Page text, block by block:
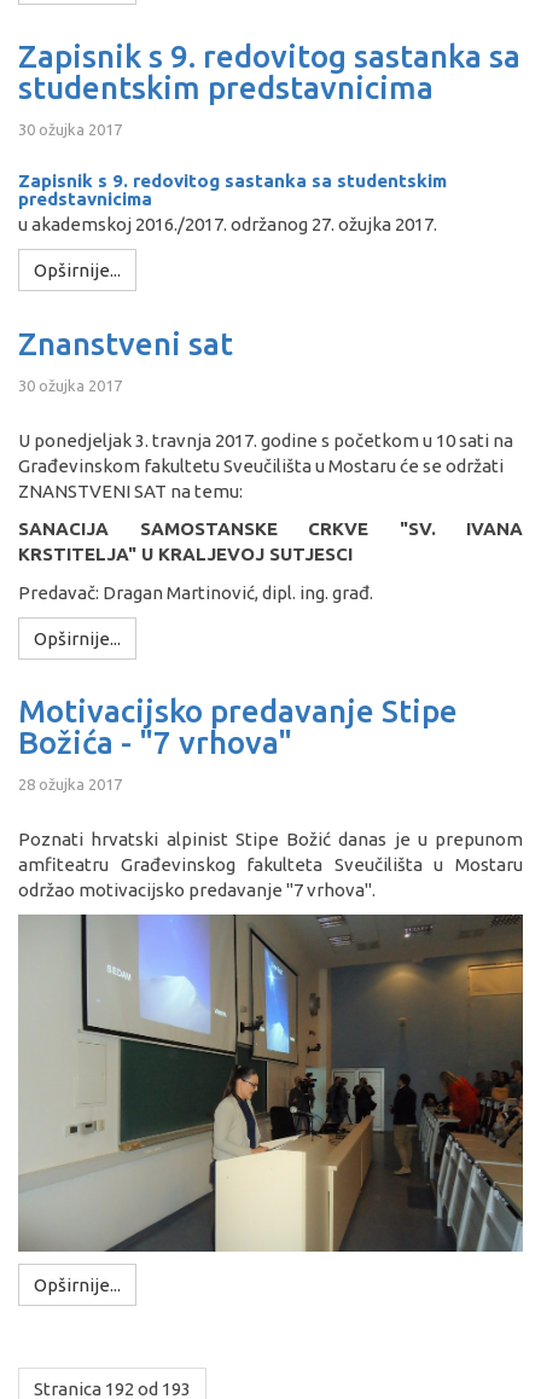
Zapisnik s 9. redovitog sastanka sa
studentskim predstavnicima
30 ožujka 2017
Zapisnik s 9. redovitog sastanka sa studentskim
predstavnicima
u akademskoj 2016./2017. održanog 27. ožujka 2017.
Opširnije...
Znanstveni sat
30 ožujka 2017
U ponedjeljak 3. travnja 2017. godine s početkom u 10 sati na
Građevinskom fakultetu Sveučilišta u Mostaru će se održati
ZNANSTVENI SAT na temu:
SANACIJA SAMOSTANSKE CRKVE "SV. IVANA
KRSTITELJA" U KRALJEVOJ SUTJESCI
Predavač: Dragan Martinović, dipl. ing. građ.
Opširnije...
Motivacijsko predavanje Stipe
Božića - "7 vrhova"
28 ožujka 2017
Poznati hrvatski alpinist Stipe Božić danas je u prepunom
amfiteatru Građevinskog fakulteta Sveučilišta u Mostaru
održao motivacijsko predavanje "7 vrhova".
Opširnije...
Stranica 192 od 193